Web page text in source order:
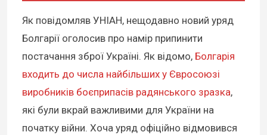
Як повідомляв УНІАН, нещодавно новий уряд
Болгарії оголосив про намір припинити
постачання зброї Україні. Як відомо, Болгарія
входить до числа найбільших у Євросоюзі
виробників боєприпасів радянського зразка,
які були вкрай важливими для України на
початку війни. Хоча уряд офіційно відмовився